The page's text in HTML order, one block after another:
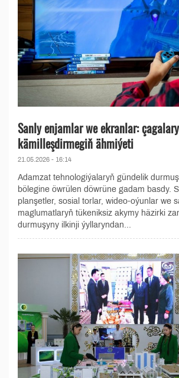
Sanly enjamlar we ekranlar:
kämilleşdirmegiň ähmiýeti
21.05.2026 - 16:14
Adamzat tehnologiýalaryň gündelik
bölegine öwrülen döwrüne gadam basdy.
planşetler, sosial torlar, wideo-oýunlar we
maglumatlaryň tükeniksiz akymy häzirki
durmuşyny ilkinji ýyllaryndan...